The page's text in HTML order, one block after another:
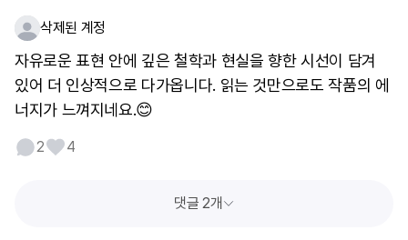
삭제된 계정
자유로운 표현 안에 깊은 철학과 현실을 향한 시선이 담겨
있어 더 인상적으로 다가옵니다. 읽는 것만으로도 작품의 에
너지가 느껴지네요.😊
2 4
댓글 2개